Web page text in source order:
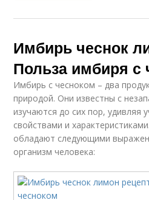
Имбирь чеснок
Польза имбиря с
Имбирь с чесноком – два
природой. Они известны с
изучаются до сих пор, удивляя
свойствами и
обладают следующими
организм человека: